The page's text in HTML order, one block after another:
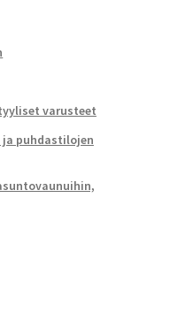
varusteet
puhdastilojen